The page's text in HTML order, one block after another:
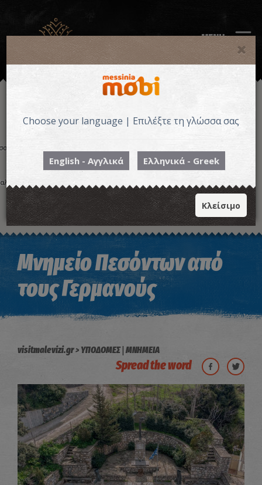
MENU
Η εικόνα ενδέχεται να υπόκειται σε πνευματικά δικαιώματα
Μνημείο Πεσόντων από
τους Γερμανούς
visitmalevizi.gr ΥΠΟΔΟΜΕΣ| ΜΝΗΜΕΙΑ
Spread the word
Choose your language | Επιλέξτε τη γλώσσα σας
English - Αγγλικά Ελληνικά - Greek
Κλείσιμο